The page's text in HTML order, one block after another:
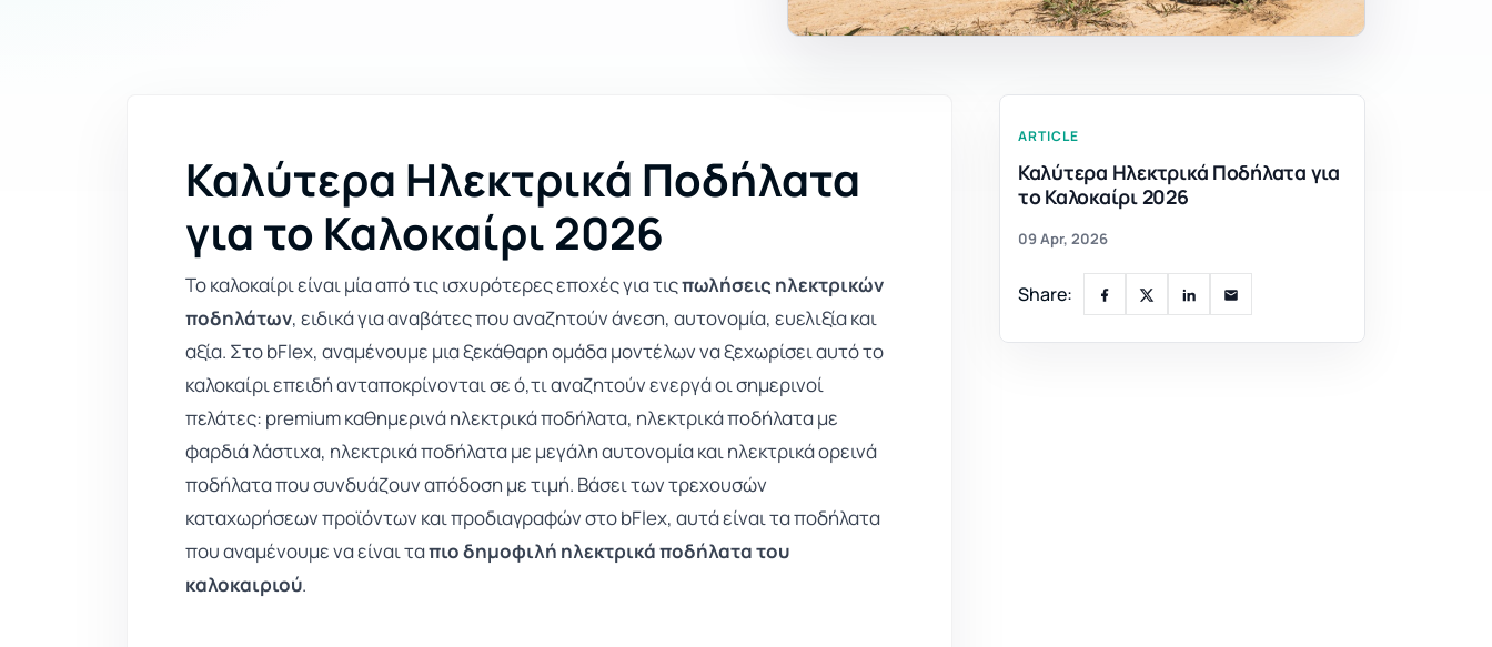
Καλύτερα Ηλεκτρικά Ποδήλατα
για το Καλοκαίρι 2026
Το καλοκαίρι είναι μία από τις ισχυρότερες εποχές για τιςπωλήσεις ηλεκτρικών
ποδηλάτων, ειδικά για αναβάτες που αναζητούν άνεση, αυτονομία, ευελιξία και
αξία. Στο bFlex, αναμένουμε μια ξεκάθαρη ομάδα μοντέλων να ξεχωρίσει αυτό το
καλοκαίρι επειδή ανταποκρίνονται σε ό,τι αναζητούν ενεργά οι σημερινοί
πελάτες: premium καθημερινά ηλεκτρικά ποδήλατα, ηλεκτρικά ποδήλατα με
φαρδιά λάστιχα, ηλεκτρικά ποδήλατα με μεγάλη αυτονομία και ηλεκτρικά ορεινά
ποδήλατα που συνδυάζουν απόδοση με τιμή. Βάσει των τρεχουσών
καταχωρήσεων προϊόντων και προδιαγραφών στο bFlex, αυτά είναι τα ποδήλατα
που αναμένουμε να είναι ταπιο δημοφιλή ηλεκτρικά ποδήλατα του
καλοκαιριού.
ARTICLE
Καλύτερα Ηλεκτρικά Ποδήλατα για
το Καλοκαίρι 2026
09 Apr, 2026
Share: